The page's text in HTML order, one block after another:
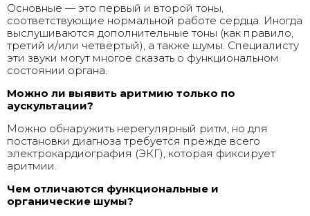
Основные — это первый и второй тоны,
соответствующие нормальной работе сердца. Иногда
выслушиваются дополнительные тоны (как правило,
третий и/или четвёртый), а также шумы. Специалисту
эти звуки могут многое сказать о функциональном
состоянии органа.
Можно ли выявить аритмию только по
аускультации?
Можно обнаружить нерегулярный ритм, но для
постановки диагноза требуется прежде всего
электрокардиография (ЭКГ), которая фиксирует
аритмии.
Чем отличаются функциональные и
органические шумы?